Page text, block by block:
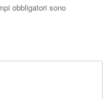
obbligatori sono